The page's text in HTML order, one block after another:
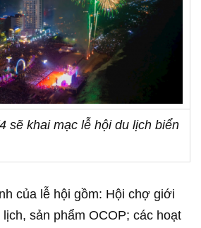
sẽ khai mạc lễ hội du lịch biển
của lễ hội gồm: Hội chợ giới
sản phẩm OCOP; các hoạt